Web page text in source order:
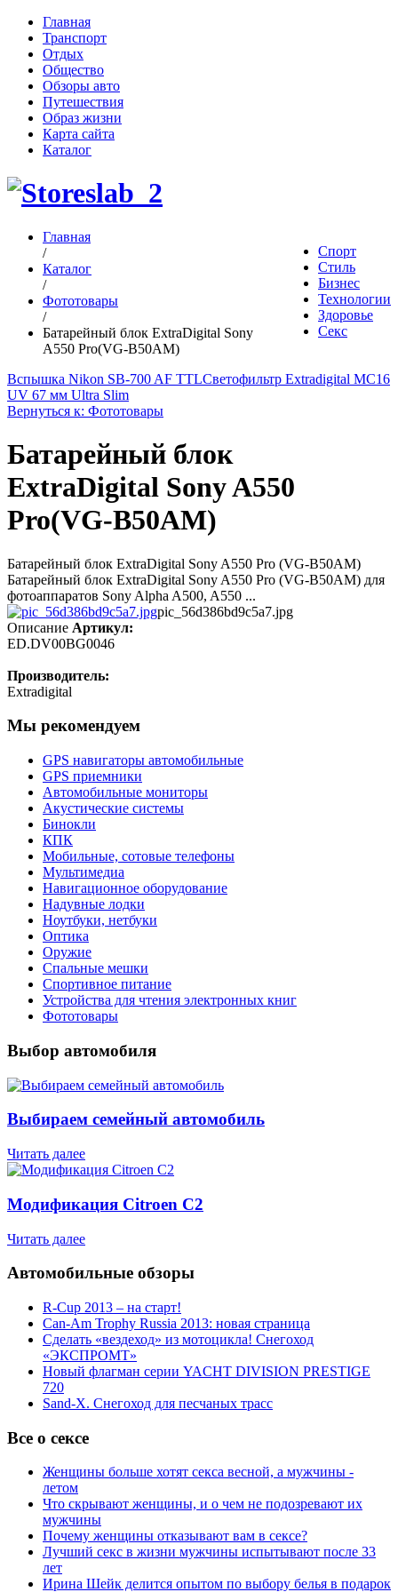
Главная
Транспорт
Отдых
Общество
Обзоры авто
Путешествия
Образ жизни
Карта сайта
Каталог
Спорт
Стиль
Бизнес
Технологии
Здоровье
Секс
Главная
/
Каталог
/
Фототовары
/
Батарейный блок ExtraDigital Sony
A550 Pro(VG-B50AM)
Вспышка Nikon SB-700 AF TTLСветофильтр Extradigital MC16
UV 67 мм Ultra Slim
Вернуться к: Фототовары
Батарейный блок
ExtraDigital Sony A550
Pro(VG-B50AM)
Батарейный блок ExtraDigital Sony A550 Pro (VG-B50AM)
Батарейный блок ExtraDigital Sony A550 Pro (VG-B50AM) для
фотоаппаратов Sony Alpha A500, A550 ...
pic_56d386bd9c5a7.jpg
Описание Артикул:
ED.DV00BG0046
Производитель:
Extradigital
Мы рекомендуем
GPS навигаторы автомобильные
GPS приемники
Автомобильные мониторы
Акустические системы
Бинокли
КПК
Мобильные, сотовые телефоны
Мультимедиа
Навигационное оборудование
Надувные лодки
Ноутбуки, нетбуки
Оптика
Оружие
Спальные мешки
Спортивное питание
Устройства для чтения электронных книг
Фототовары
Выбор автомобиля
Выбираем семейный автомобиль
Читать далее
Модификация Citroen С2
Читать далее
Автомобильные обзоры
R-Cup 2013 – на старт!
Can-Am Trophy Russia 2013: новая страница
Сделать «вездеход» из мотоцикла! Снегоход
«ЭКСПРОМТ»
Новый флагман серии YACHT DIVISION PRESTIGE
720
Sand-X. Снегоход для песчаных трасс
Все о сексе
Женщины больше хотят секса весной, а мужчины -
летом
Что скрывают женщины, и о чем не подозревают их
мужчины
Почему женщины отказывают вам в сексе?
Лучший секс в жизни мужчины испытывают после 33
лет
Ирина Шейк делится опытом по выбору белья в подарок